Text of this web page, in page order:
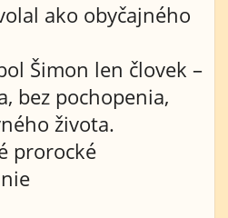
ako obyčajného
Šimon len človek –
bez pochopenia,
života.
prorocké